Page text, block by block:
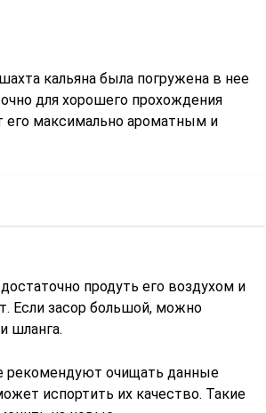
кальяна была погружена в нее
для хорошего прохождения
максимально ароматным и
продуть его воздухом и
Если засор большой, можно
шланга.
рекомендуют очищать данные
испортить их качество. Такие